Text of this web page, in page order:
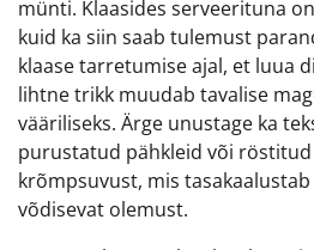
münti. Klaasides serveerituna
kuid ka siin saab tulemust
klaase tarretumise ajal, et luua
lihtne trikk muudab tavalise
vääriliseks. Ärge unustage ka
purustatud pähkleid või
krõmpsuvust, mis
võdisevat olemust.